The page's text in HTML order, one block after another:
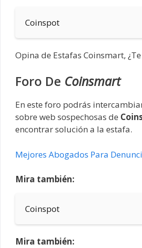
Coinspot
Opina de Estafas Coinsmart,
Foro De Coinsmart
En este foro podrás
sobre web sospechosas de
encontrar solución a la estafa.
Mejores Abogados Para
Mira también:
Coinspot
Mira también: